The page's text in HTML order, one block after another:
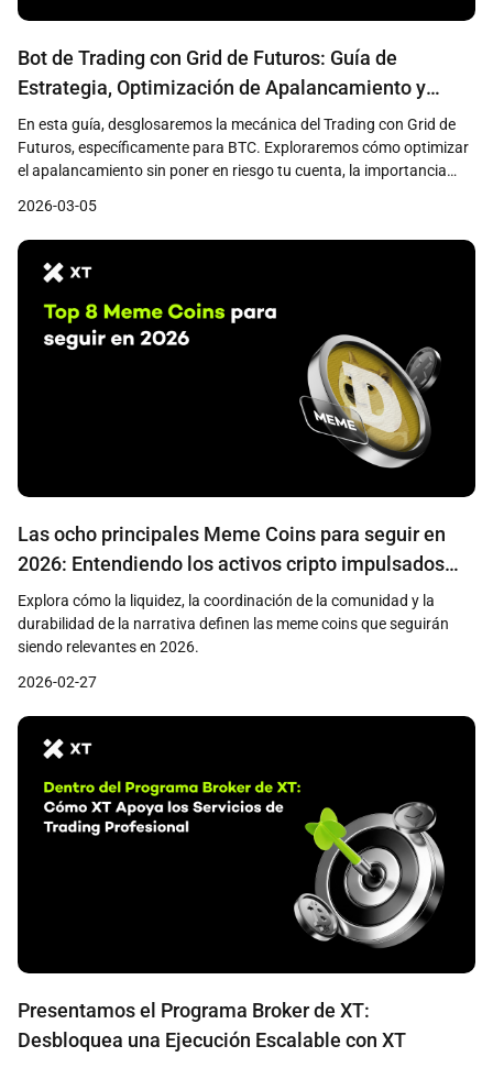
Bot de Trading con Grid de Futuros: Guía de
Estrategia, Optimización de Apalancamiento y
Gestión de Riesgos para Traders de BTC
En esta guía, desglosaremos la mecánica del Trading con Grid de
Futuros, específicamente para BTC. Exploraremos cómo optimizar
el apalancamiento sin poner en riesgo tu cuenta, la importancia
esta estrategia en la plataforma XT.
2026-03-05
Las ocho principales Meme Coins para seguir en
2026: Entendiendo los activos cripto impulsados
por la comunidad
Explora cómo la liquidez, la coordinación de la comunidad y la
durabilidad de la narrativa definen las meme coins que seguirán
siendo relevantes en 2026.
2026-02-27
Presentamos el Programa Broker de XT:
Desbloquea una Ejecución Escalable con XT